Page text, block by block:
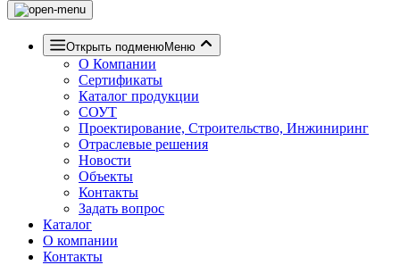
Открыть подменюМеню
О Компании
Сертификаты
Каталог продукции
СОУТ
Проектирование, Строительство, Инжиниринг
Отраслевые решения
Новости
Объекты
Контакты
Задать вопрос
Каталог
О компании
Контакты